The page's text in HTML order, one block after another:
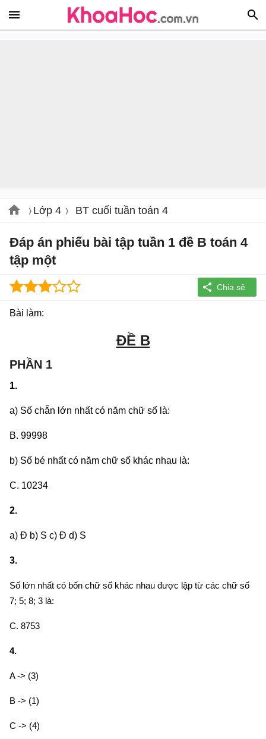
Lớp 4 BT cuối tuần toán 4
Đáp án phiếu bài tập tuần 1 đề B toán 4
tập một
Bài làm:
ĐỀ B
PHẦN 1
1.
a) Số chẵn lớn nhất có năm chữ số là:
B. 99998
b) Số bé nhất có năm chữ số khác nhau là:
C. 10234
2.
a) Đ b) S c) Đ d) S
3.
Số lớn nhất có bốn chữ số khác nhau được lập từ các chữ số
7; 5; 8; 3 là:
C. 8753
4.
A -> (3)
B -> (1)
C -> (4)